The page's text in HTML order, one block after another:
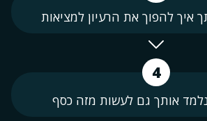
איך להפוך את הרעיון למציאות
4
אותך גם לעשות מזה כסף